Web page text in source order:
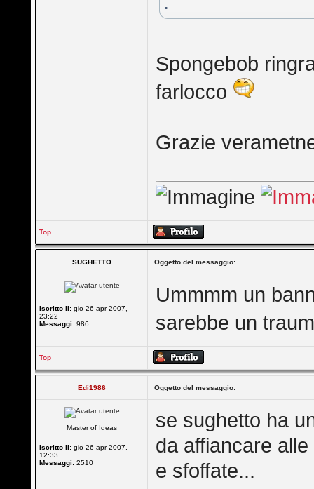
Spongebob
farlocco
Grazie
Top
SUGHETTO Oggetto del messaggio:
Iscritto il: gio 26 apr 2007,
23:22
Messaggi: 986
Ummmm un
sarebbe un
Top
Edi1986 Oggetto del messaggio:
Master of Ideas
Iscritto il: gio 26 apr 2007,
12:33
Messaggi: 2510
se sughetto ha
da affiancare
e sfoffate...